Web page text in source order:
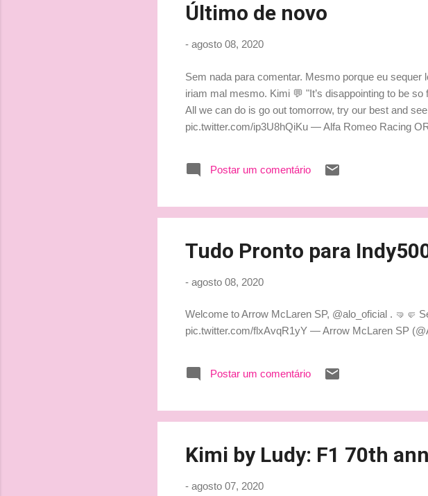
Último de novo
- agosto 08, 2020
Sem nada para comentar. Mesmo porque eu
iriam mal mesmo. Kimi 💬 "It’s disappointing to be
All we can do is go out tomorrow, try our best and
pic.twitter.com/ip3U8hQiKu — Alfa Romeo Racing
Postar um comentário
Tudo Pronto para
- agosto 08, 2020
Welcome to Arrow McLaren SP, @alo_oficial . 🤜🤛
pic.twitter.com/flxAvqR1yY — Arrow McLaren SP
Postar um comentário
Kimi by Ludy: F1 70th
- agosto 07, 2020